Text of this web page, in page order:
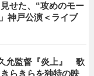
せた、“攻めのモー
神戸公演＜ライブ
允監督『炎上』 歌
らきらを独特の映